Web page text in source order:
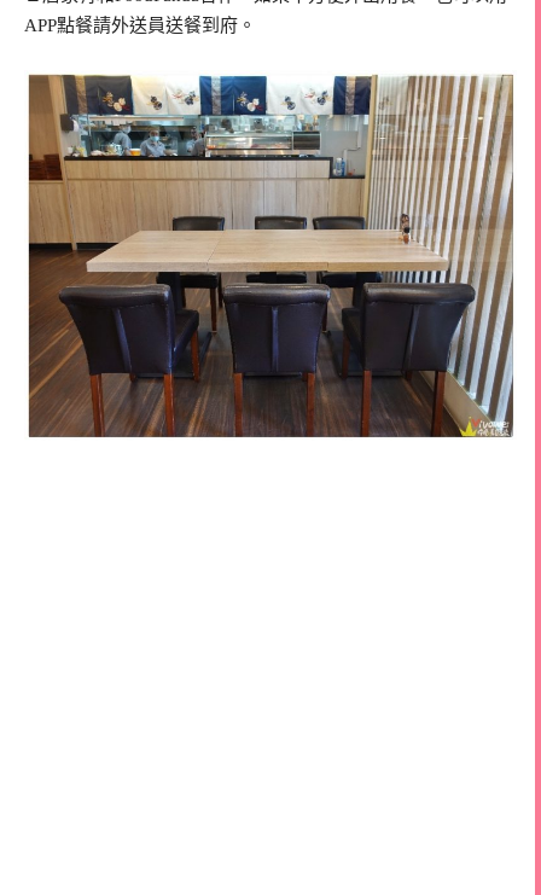
APP點餐請外送員送餐到府。